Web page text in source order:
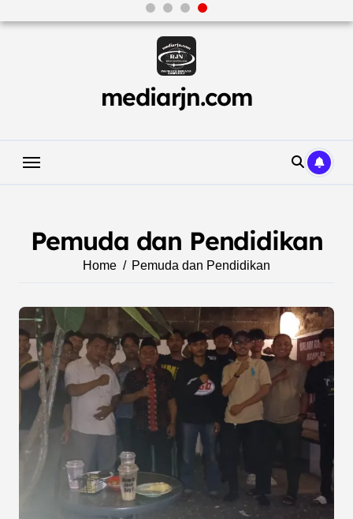
Skip
mediarjn.com
Pemuda dan Pendidikan
Home Pemuda dan Pendidikan